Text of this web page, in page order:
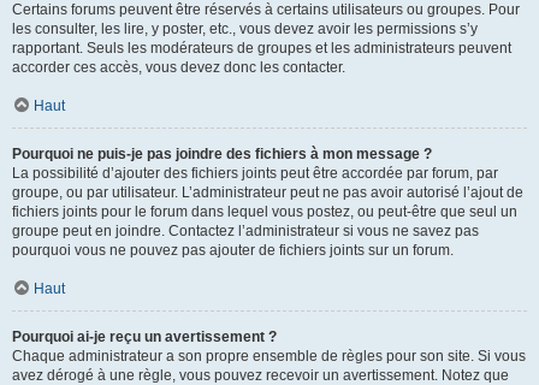
Certains forums peuvent être réservés à certains utilisateurs ou groupes. Pour
les consulter, les lire, y poster, etc., vous devez avoir les permissions s’y
rapportant. Seuls les modérateurs de groupes et les administrateurs peuvent
accorder ces accès, vous devez donc les contacter.
Haut
Pourquoi ne puis-je pas joindre des fichiers à mon message ?
La possibilité d’ajouter des fichiers joints peut être accordée par forum, par
groupe, ou par utilisateur. L’administrateur peut ne pas avoir autorisé l’ajout de
fichiers joints pour le forum dans lequel vous postez, ou peut-être que seul un
groupe peut en joindre. Contactez l’administrateur si vous ne savez pas
pourquoi vous ne pouvez pas ajouter de fichiers joints sur un forum.
Haut
Pourquoi ai-je reçu un avertissement ?
Chaque administrateur a son propre ensemble de règles pour son site. Si vous
avez dérogé à une règle, vous pouvez recevoir un avertissement. Notez que